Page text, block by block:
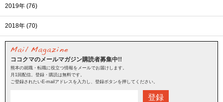
2019年 (76)
2018年 (70)
ココクマのメールマガジン購読者募集中!!
熊本の就職・転職に役立つ情報をメールでお届けします。
月1回配信。登録・購読は無料です。
ご登録されたいE-mailアドレスを入力し、登録ボタンを押してください。
登録